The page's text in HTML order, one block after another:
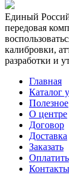
Единый
передовая
калибровки,
разработки и
Главная
Каталог
Полезное
О центре
Договор
Доставка
Заказать
Оплатить
Контакты